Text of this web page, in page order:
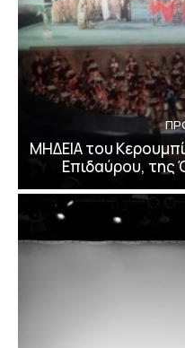
ΜΗΔΕΙΑ του
Επιδαύρου, της